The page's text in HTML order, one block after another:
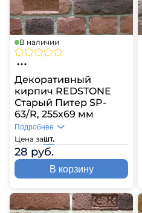
В наличии
Декоративный
кирпич REDSTONE
Старый Питер SP-
63/R, 255х69 мм
Цена зашт.
28 руб.
Подробнее
В корзину